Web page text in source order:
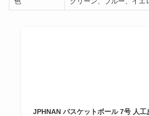
JPHNAN バスケットボール 7号 人工